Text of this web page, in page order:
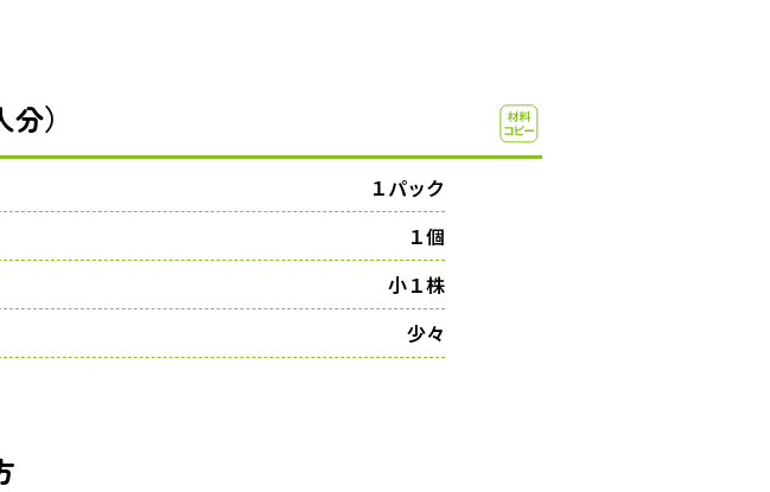
）
１パック
１個
小１株
少々